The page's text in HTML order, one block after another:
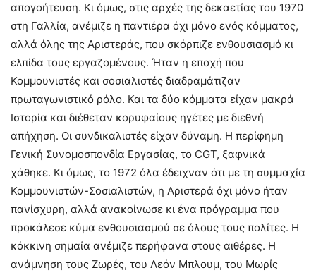
απογοήτευση. Κι όμως, στις αρχές της δεκαετίας του 1970
στη Γαλλία, ανέμιζε η παντιέρα όχι μόνο ενός κόμματος,
αλλά όλης της Αριστεράς, που σκόρπιζε ενθουσιασμό κι
ελπίδα τους εργαζομένους. Ήταν η εποχή που
Κομμουνιστές και σοσιαλιστές διαδραμάτιζαν
πρωταγωνιστικό ρόλο. Και τα δύο κόμματα είχαν μακρά
Ιστορία και διέθεταν κορυφαίους ηγέτες με διεθνή
απήχηση. Οι συνδικαλιστές είχαν δύναμη. Η περίφημη
Γενική Συνομοσπονδία Εργασίας, το CGT, ξαφνικά
χάθηκε. Κι όμως, το 1972 όλα έδειχναν ότι με τη συμμαχία
Κομμουνιστών-Σοσιαλιστών, η Αριστερά όχι μόνο ήταν
πανίσχυρη, αλλά ανακοίνωσε κι ένα πρόγραμμα που
προκάλεσε κύμα ενθουσιασμού σε όλους τους πολίτες. Η
κόκκινη σημαία ανέμιζε περήφανα στους αιθέρες. Η
ανάμνηση τους Ζωρές, του Λεόν Μπλουμ, του Μωρίς